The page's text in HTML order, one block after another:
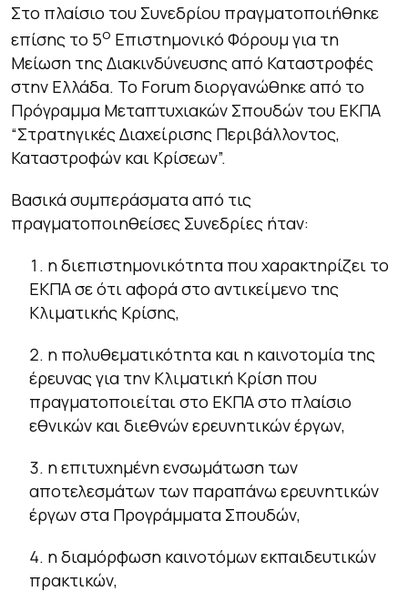
Στο πλαίσιο του Συνεδρίου πραγματοποιήθηκε
επίσης το 5ο Επιστημονικό Φόρουμ για τη
Μείωση της Διακινδύνευσης από Καταστροφές
στην Ελλάδα. Το Forum διοργανώθηκε από το
Πρόγραμμα Μεταπτυχιακών Σπουδών του ΕΚΠΑ
“Στρατηγικές Διαχείρισης Περιβάλλοντος,
Καταστροφών και Κρίσεων”.
Βασικά συμπεράσματα από τις
πραγματοποιηθείσες Συνεδρίες ήταν:
η διεπιστημονικότητα που χαρακτηρίζει το
ΕΚΠΑ σε ότι αφορά στο αντικείμενο της
Κλιματικής Κρίσης,
η πολυθεματικότητα και η καινοτομία της
έρευνας για την Κλιματική Κρίση που
πραγματοποιείται στο ΕΚΠΑ στο πλαίσιο
εθνικών και διεθνών ερευνητικών έργων,
η επιτυχημένη ενσωμάτωση των
αποτελεσμάτων των παραπάνω ερευνητικών
έργων στα Προγράμματα Σπουδών,
η διαμόρφωση καινοτόμων εκπαιδευτικών
πρακτικών,